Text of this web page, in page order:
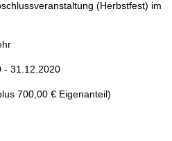
(Herbstfest) im
- 31.12.2020
700,00 € Eigenanteil)